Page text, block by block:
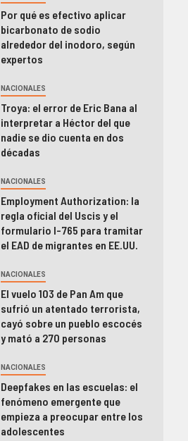
Por qué es efectivo aplicar
bicarbonato de sodio
alrededor del inodoro, según
expertos
NACIONALES
Troya: el error de Eric Bana al
interpretar a Héctor del que
nadie se dio cuenta en dos
décadas
NACIONALES
Employment Authorization: la
regla oficial del Uscis y el
formulario I-765 para tramitar
el EAD de migrantes en EE.UU.
NACIONALES
El vuelo 103 de Pan Am que
sufrió un atentado terrorista,
cayó sobre un pueblo escocés
y mató a 270 personas
NACIONALES
Deepfakes en las escuelas: el
fenómeno emergente que
empieza a preocupar entre los
adolescentes